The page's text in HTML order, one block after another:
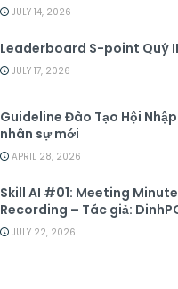
JULY 14, 2026
Leaderboard S-point Quý
JULY 17, 2026
Guideline Đào Tạo Hội
nhân sự mới
APRIL 28, 2026
Skill AI #01: Meeting
Recording – Tác giả:
JULY 22, 2026